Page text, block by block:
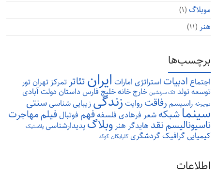
موبلاگ(۱)
هنر (۱۱)
برچسب‌ها
اجتماعادبیات استراتژیامارات ایرانتئاترتمرکزتهرانتور
توسعهتولد تک سرنشین خارجخانهخلیج فارسداستاندولت آبادی
دوچرخه راسیسمرفاقتروایتزندگیزیبایی شناسیسنتی
سینماشبکهشعرفرهادیفلسفهفهم فوتبالفیلممهاجرت
ناسیونالیسمنقد هایدگرهنروبلاگپدیدارشناسی پلاستیک
کیمیاییگرافیکگردشگری گلپایگان گوگد
اطلاعات